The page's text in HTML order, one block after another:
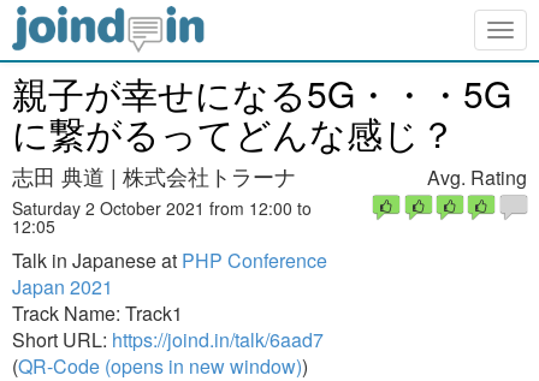
親子が幸せになる5G・・・5G
に繋がるってどんな感じ？
志田 典道 | 株式会社トラーナ
Saturday 2 October 2021 from 12:00 to
12:05
Talk in Japanese at PHP Conference
Japan 2021
Track Name: Track1
Short URL: https://joind.in/talk/6aad7
(QR-Code (opens in new window))
Avg. Rating